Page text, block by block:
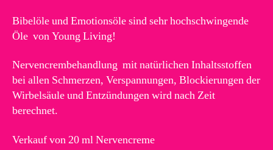
Bibelöle und Emotionsöle sind sehr hochschwingende
Öle von Young Living!
Nervencrembehandlung mit natürlichen Inhaltsstoffen
bei allen Schmerzen, Verspannungen, Blockierungen der
Wirbelsäule und Entzündungen wird nach Zeit
berechnet.
Verkauf von 20 ml Nervencreme